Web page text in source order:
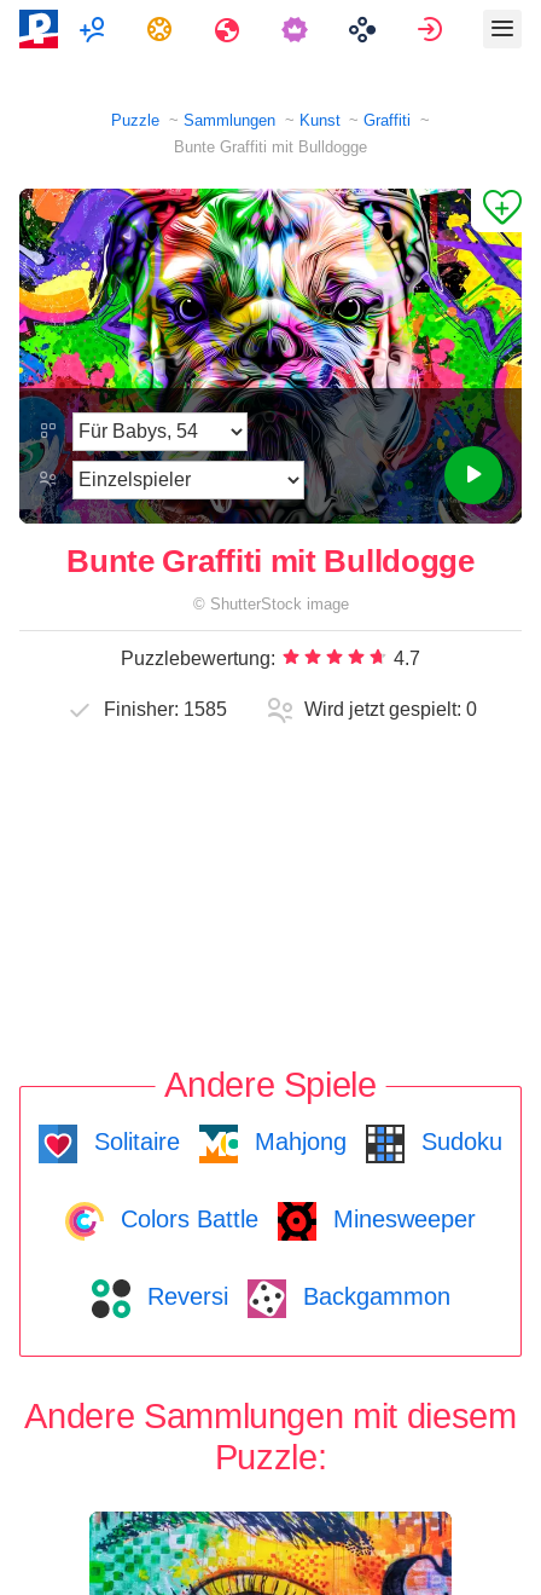
MultiplayerAufgaben Reisen Anmelden
Puzzle Sammlungen Kunst
Graffiti
Bunte Graffiti mit Bulldogge
Bunte Graffiti mit Bulldogge
© ShutterStock image
Puzzlebewertung: 4.7
Finisher: 1585 Wird jetzt gespielt: 0
Andere Spiele
Solitaire Mahjong Sudoku
Colors Battle Minesweeper
Reversi Backgammon
Andere Sammlungen mit diesem
Puzzle: